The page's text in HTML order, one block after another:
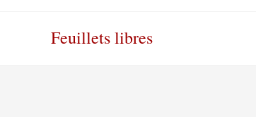
Feuillets libres